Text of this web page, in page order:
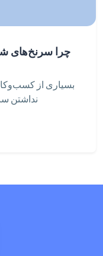
چرا سرنخ‌های
بسیاری از
نداشتن